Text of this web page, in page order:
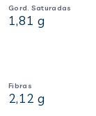
Gord. Saturadas
1,81 g
Fibras
2,12 g